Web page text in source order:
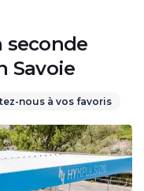
seconde
Savoie
nous à vos favoris